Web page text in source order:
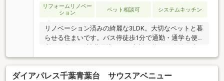
リフォームリノベー
ション
ペット相談可 システムキッチン
リノベーション済みの綺麗な3LDK。大切なペットと暮
らせる住まいです。バス停徒歩1分で通勤・通学も便
社が住宅ローンまでしっかりサポートします！
ダイアパレス千葉青葉台 サウスアベニュー